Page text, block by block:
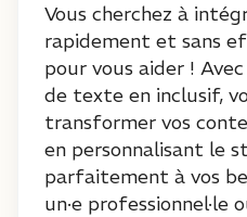
Vous cherchez à
rapidement et sans
pour vous aider !
de texte en inclusif,
transformer vos
en personnalisant le
parfaitement à vos
un·e professionnel·le